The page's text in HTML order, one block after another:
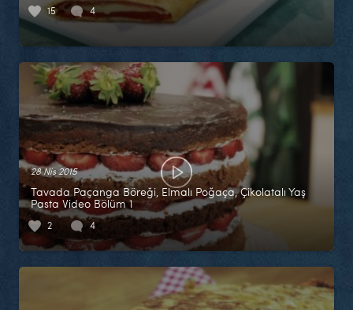
15 4
28 Nis 2015
Tavada Paçanga Böreği, Elmalı Poğaça, Çikolatalı Yaş
Pasta Video Bölüm 1
2 4